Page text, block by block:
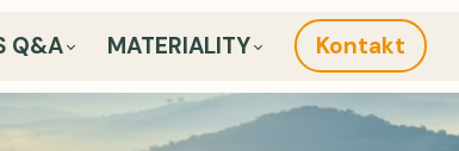
Q&A MATERIALITY Kontakt